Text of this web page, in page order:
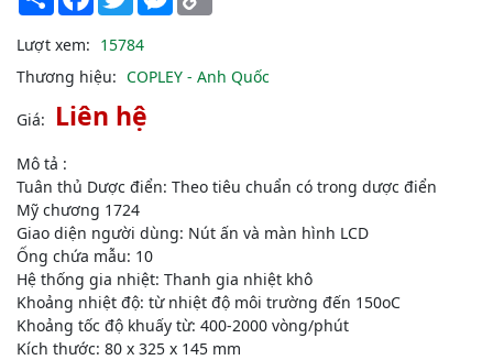
Lượt xem: 15784
Thương hiệu: COPLEY - Anh Quốc
Giá: Liên hệ
Mô tả :
Tuân thủ Dược điển: Theo tiêu chuẩn có trong dược điển
Mỹ chương 1724
Giao diện người dùng: Nút ấn và màn hình LCD
Ống chứa mẫu: 10
Hệ thống gia nhiệt: Thanh gia nhiệt khô
Khoảng nhiệt độ: từ nhiệt độ môi trường đến 150oC
Khoảng tốc độ khuấy từ: 400-2000 vòng/phút
Kích thước: 80 x 325 x 145 mm